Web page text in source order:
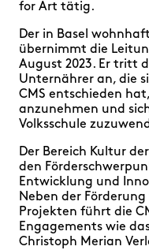
for Art tätig.
Der in Basel
übernimmt die
August 2023. Er tritt
Unternährer an, die
CMS entschieden
anzunehmen und
Volksschule
Der Bereich Kultur
den
Entwicklung und
Neben der
Projekten führt die
Engagements wie
Christoph Merian